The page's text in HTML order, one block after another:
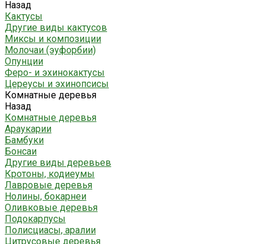
Назад
Кактусы
Другие виды кактусов
Миксы и композиции
Молочаи (эуфорбии)
Опунции
Феро- и эхинокактусы
Цереусы и эхинопсисы
Комнатные деревья
Назад
Комнатные деревья
Араукарии
Бамбуки
Бонсаи
Другие виды деревьев
Кротоны, кодиеумы
Лавровые деревья
Нолины, бокарнеи
Оливковые деревья
Подокарпусы
Полисциасы, аралии
Цитрусовые деревья